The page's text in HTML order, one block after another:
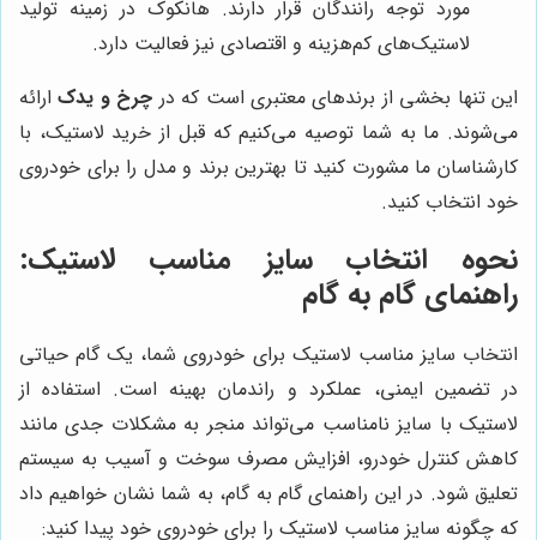
مورد توجه رانندگان قرار دارند. هانکوک در زمینه تولید
لاستیک‌های کم‌هزینه و اقتصادی نیز فعالیت دارد.
این تنها بخشی از برندهای معتبری است که در چرخ و یدکارائه
می‌شوند. ما به شما توصیه می‌کنیم که قبل از خرید لاستیک، با
کارشناسان ما مشورت کنید تا بهترین برند و مدل را برای خودروی
خود انتخاب کنید.
نحوه انتخاب سایز مناسب لاستیک:
راهنمای گام به گام
انتخاب سایز مناسب لاستیک برای خودروی شما، یک گام حیاتی
در تضمین ایمنی، عملکرد و راندمان بهینه است. استفاده از
لاستیک با سایز نامناسب می‌تواند منجر به مشکلات جدی مانند
کاهش کنترل خودرو، افزایش مصرف سوخت و آسیب به سیستم
تعلیق شود. در این راهنمای گام به گام، به شما نشان خواهیم داد
که چگونه سایز مناسب لاستیک را برای خودروی خود پیدا کنید: